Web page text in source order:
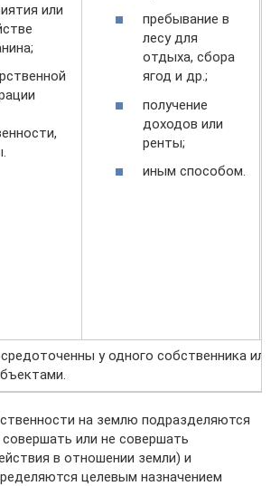
или
пребывание в
лесу для
отдыха, сбора
ягод и др.;
получение
доходов или
ренты;
иным способом.
у одного собственника
на землю подразделяются
или не совершать
в отношении земли) и
целевым назначением